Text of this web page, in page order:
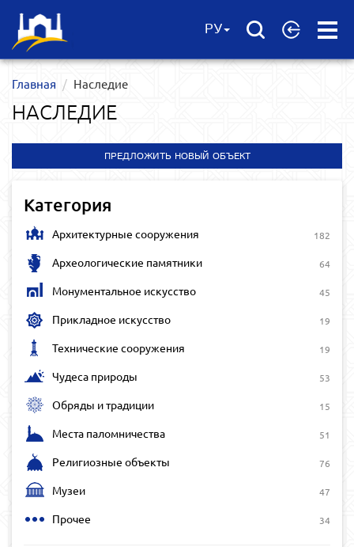
Open
РУ
Главная Наследие
НАСЛЕДИЕ
ПРЕДЛОЖИТЬ НОВЫЙ ОБЪЕКТ
Категория
Архитектурные сооружения 182
Археологические памятники 64
Монументальное искусство 45
Прикладное искусство 19
Технические сооружения 19
Чудеса природы 53
Обряды и традиции 15
Места паломничества 51
Религиозные объекты 76
Музеи 47
Прочее 34